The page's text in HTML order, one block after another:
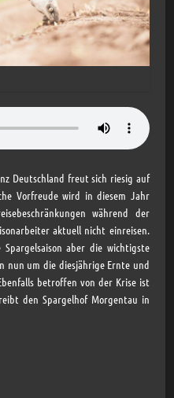
Deutschland freut sich riesig auf
Vorfreude wird in diesem Jahr
während der
aktuell nicht einreisen.
aber die wichtigste
nun um die diesjährige Ernte und
betroffen von der Krise ist
den Spargelhof Morgentau in